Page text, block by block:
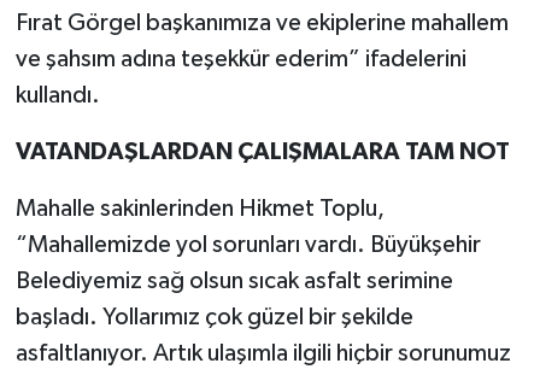
Fırat Görgel başkanımıza ve ekiplerine mahallem
ve şahsım adına teşekkür ederim” ifadelerini
kullandı.
VATANDAŞLARDAN ÇALIŞMALARA TAM NOT
Mahalle sakinlerinden Hikmet Toplu,
“Mahallemizde yol sorunları vardı. Büyükşehir
Belediyemiz sağ olsun sıcak asfalt serimine
başladı. Yollarımız çok güzel bir şekilde
asfaltlanıyor. Artık ulaşımla ilgili hiçbir sorunumuz